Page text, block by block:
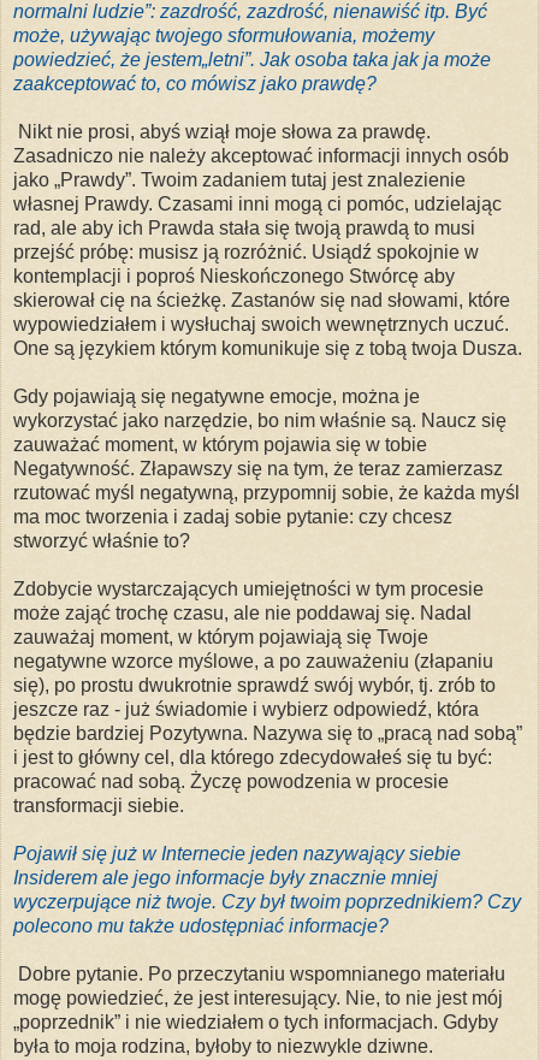
normalni ludzie”: zazdrość, zazdrość, nienawiść itp. Być
może, używając twojego sformułowania, możemy
powiedzieć, że jestem„letni”. Jak osoba taka jak ja może
zaakceptować to, co mówisz jako prawdę?
Nikt nie prosi, abyś wziął moje słowa za prawdę.
Zasadniczo nie należy akceptować informacji innych osób
jako „Prawdy”. Twoim zadaniem tutaj jest znalezienie
własnej Prawdy. Czasami inni mogą ci pomóc, udzielając
rad, ale aby ich Prawda stała się twoją prawdą to musi
przejść próbę: musisz ją rozróżnić. Usiądź spokojnie w
kontemplacji i poproś Nieskończonego Stwórcę aby
skierował cię na ścieżkę. Zastanów się nad słowami, które
wypowiedziałem i wysłuchaj swoich wewnętrznych uczuć.
One są językiem którym komunikuje się z tobą twoja Dusza.
Gdy pojawiają się negatywne emocje, można je
wykorzystać jako narzędzie, bo nim właśnie są. Naucz się
zauważać moment, w którym pojawia się w tobie
Negatywność. Złapawszy się na tym, że teraz zamierzasz
rzutować myśl negatywną, przypomnij sobie, że każda myśl
ma moc tworzenia i zadaj sobie pytanie: czy chcesz
stworzyć właśnie to?
Zdobycie wystarczających umiejętności w tym procesie
może zająć trochę czasu, ale nie poddawaj się. Nadal
zauważaj moment, w którym pojawiają się Twoje
negatywne wzorce myślowe, a po zauważeniu (złapaniu
się), po prostu dwukrotnie sprawdź swój wybór, tj. zrób to
jeszcze raz - już świadomie i wybierz odpowiedź, która
będzie bardziej Pozytywna. Nazywa się to „pracą nad sobą”
i jest to główny cel, dla którego zdecydowałeś się tu być:
pracować nad sobą. Życzę powodzenia w procesie
transformacji siebie.
Pojawił się już w Internecie jeden nazywający siebie
Insiderem ale jego informacje były znacznie mniej
wyczerpujące niż twoje. Czy był twoim poprzednikiem? Czy
polecono mu także udostępniać informacje?
Dobre pytanie. Po przeczytaniu wspomnianego materiału
mogę powiedzieć, że jest interesujący. Nie, to nie jest mój
„poprzednik” i nie wiedziałem o tych informacjach. Gdyby
była to moja rodzina, byłoby to niezwykle dziwne.